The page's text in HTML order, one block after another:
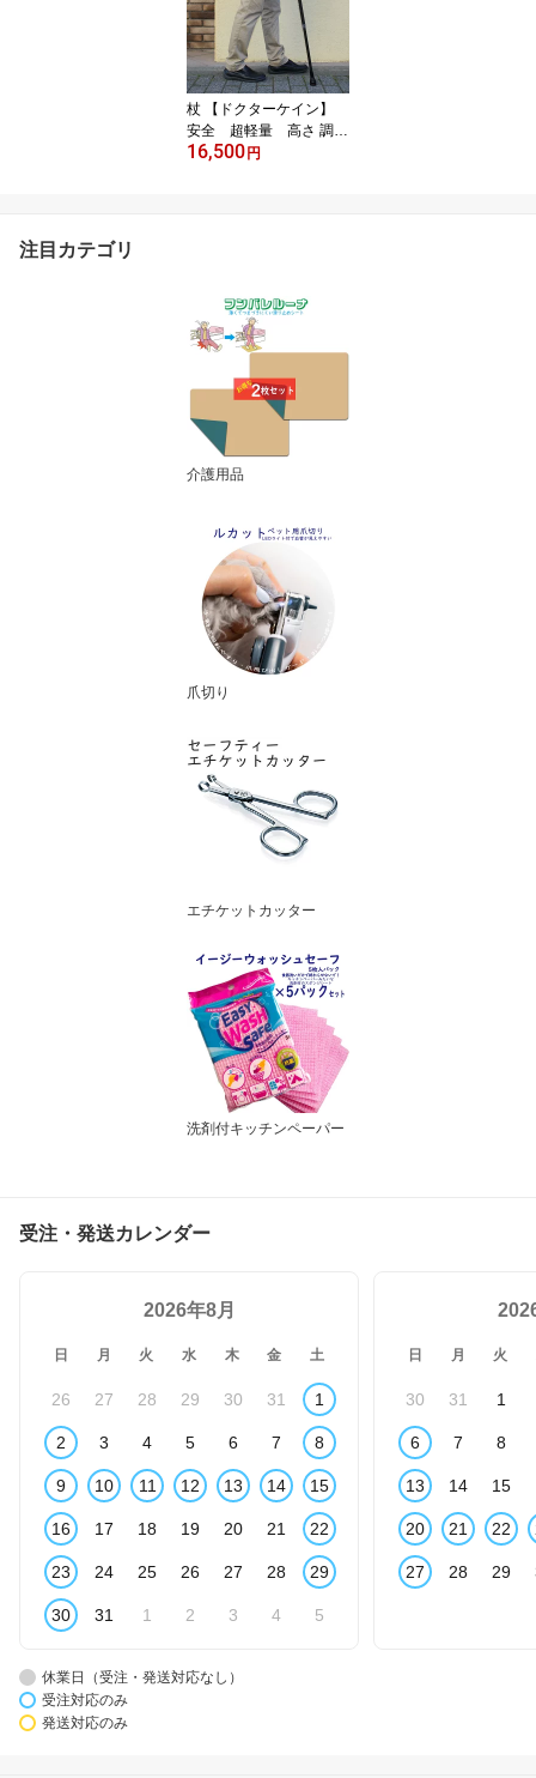
理 快適 サファイア炭石
爪ヤスリ 経済的 片手で
持てる コンパクト 高級
感 機能性 ルカット やす
り ギフト プレゼント
杖 【ドクターケイン】
安全 超軽量 高さ 調節
可能 カーボン使用 丈
け サポート
16,500円
注目カテゴリ
介護用品
爪切り
エチケットカッター
洗剤付キッチンペーパー
受注・発送カレンダー
2026年8月
日 月 火 水 木 金 土
26 27 28 29 30 31 1
2 3 4 5 6 7 8
9 10 11 12 13 14 15
16 17 18 19 20 21 22
23 24 25 26 27 28 29
30 31 1 2 3 4 5
日 月 火
30 31 1
6 7 8
13 14 15
20 21 22
27 28 29
休業日（受注・発送対応なし）
受注対応のみ
発送対応のみ